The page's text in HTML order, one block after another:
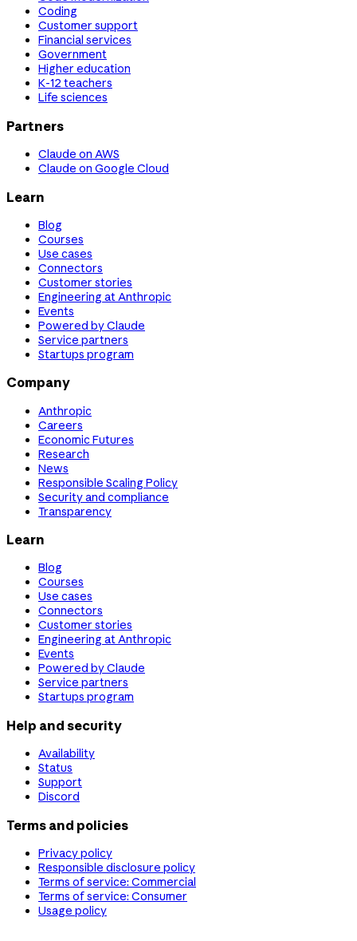
Coding
Customer support
Financial services
Government
Higher education
K-12 teachers
Life sciences
Partners
Claude on AWS
Claude on Google Cloud
Learn
Blog
Courses
Use cases
Connectors
Customer stories
Engineering at Anthropic
Events
Powered by Claude
Service partners
Startups program
Company
Anthropic
Careers
Economic Futures
Research
News
Responsible Scaling Policy
Security and compliance
Transparency
Learn
Blog
Courses
Use cases
Connectors
Customer stories
Engineering at Anthropic
Events
Powered by Claude
Service partners
Startups program
Help and security
Availability
Status
Support
Discord
Terms and policies
Privacy policy
Responsible disclosure policy
Terms of service: Commercial
Terms of service: Consumer
Usage policy